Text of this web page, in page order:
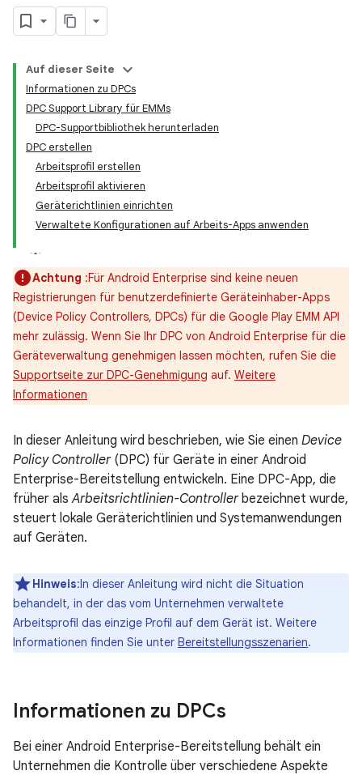
Auf dieser Seite
Informationen zu DPCs
DPC Support Library für EMMs
DPC-Supportbibliothek herunterladen
DPC erstellen
Arbeitsprofil erstellen
Arbeitsprofil aktivieren
Geräterichtlinien einrichten
Verwaltete Konfigurationen auf Arbeits-Apps anwenden
Achtung :Für Android Enterprise sind keine neuen
Registrierungen für benutzerdefinierte Geräteinhaber-Apps
(Device Policy Controllers, DPCs) für die Google Play EMM API
mehr zulässig. Wenn Sie Ihr DPC von Android Enterprise für die
Geräteverwaltung genehmigen lassen möchten, rufen Sie die
Supportseite zur DPC-Genehmigung auf. Weitere
Informationen
In dieser Anleitung wird beschrieben, wie Sie einen Device
Policy Controller(DPC) für Geräte in einer Android
Enterprise-Bereitstellung entwickeln. Eine DPC-App, die
früher alsArbeitsrichtlinien-Controllerbezeichnet wurde,
steuert lokale Geräterichtlinien und Systemanwendungen
auf Geräten.
Hinweis:In dieser Anleitung wird nicht die Situation
behandelt, in der das vom Unternehmen verwaltete
Arbeitsprofil das einzige Profil auf dem Gerät ist. Weitere
Informationen finden Sie unter Bereitstellungsszenarien.
Informationen zu DPCs
Bei einer Android Enterprise-Bereitstellung behält ein
Unternehmen die Kontrolle über verschiedene Aspekte